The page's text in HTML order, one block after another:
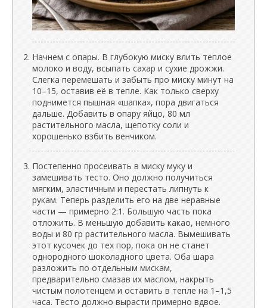
Начнем с опары. В глубокую миску влить теплое
молоко и воду, всыпать сахар и сухие дрожжи.
Слегка перемешать и забыть про миску минут на
10–15, оставив её в тепле. Как только сверху
поднимется пышная «шапка», пора двигаться
дальше. Добавить в опару яйцо, 80 мл
растительного масла, щепотку соли и
хорошенько взбить венчиком.
Постепенно просеивать в миску муку и
замешивать тесто. Оно должно получиться
мягким, эластичным и перестать липнуть к
рукам. Теперь разделить его на две неравные
части — примерно 2:1. Большую часть пока
отложить. В меньшую добавить какао, немного
воды и 80 гр растительного масла. Вымешивать
этот кусочек до тех пор, пока он не станет
однородного шоколадного цвета. Оба шара
разложить по отдельным мискам,
предварительно смазав их маслом, накрыть
чистым полотенцем и оставить в тепле на 1–1,5
часа. Тесто должно вырасти примерно вдвое.